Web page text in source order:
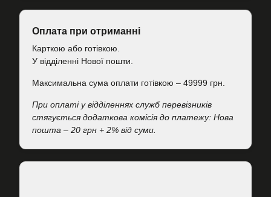
Оплата при отриманні
Карткою або готівкою.
У відділенні Нової пошти.
Максимальна сума оплати готівкою – 49999 грн.
При оплаті у відділеннях служб перевізників
стягується додаткова комісія до платежу: Нова
пошта – 20 грн + 2% від суми.